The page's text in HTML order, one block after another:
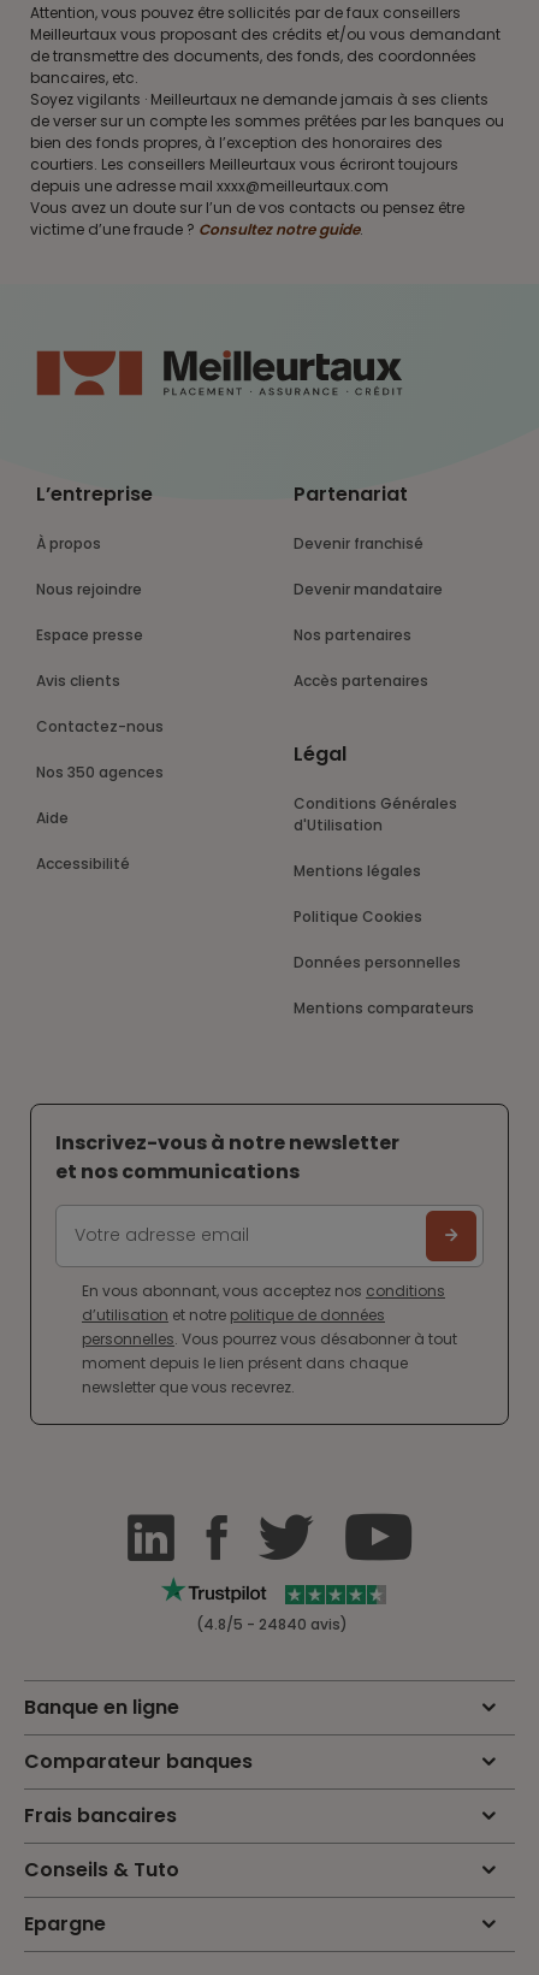
Attention, vous pouvez être sollicités par de faux conseillers
Meilleurtaux vous proposant des crédits et/ou vous demandant
de transmettre des documents, des fonds, des coordonnées
bancaires, etc.
Soyez vigilants · Meilleurtaux ne demande jamais à ses clients
de verser sur un compte les sommes prêtées par les banques ou
bien des fonds propres, à l’exception des honoraires des
courtiers. Les conseillers Meilleurtaux vous écriront toujours
depuis une adresse mail xxxx@meilleurtaux.com
Vous avez un doute sur l’un de vos contacts ou pensez être
victime d’une fraude ? Consultez notre guide.
L’entreprise
À propos
Nous rejoindre
Espace presse
Avis clients
Contactez-nous
Nos 350 agences
Aide
Accessibilité
Partenariat
Devenir franchisé
Devenir mandataire
Nos partenaires
Accès partenaires
Légal
Conditions Générales
d'Utilisation
Mentions légales
Politique Cookies
Données personnelles
Mentions comparateurs
Inscrivez-vous à notre newsletter
et nos communications
En vous abonnant, vous acceptez nos conditions
d’utilisation et notre politique de données
personnelles. Vous pourrez vous désabonner à tout
moment depuis le lien présent dans chaque
newsletter que vous recevrez.
(4.8/5 - 24840 avis)
Banque en ligne
Comparateur banques
Frais bancaires
Conseils & Tuto
Epargne